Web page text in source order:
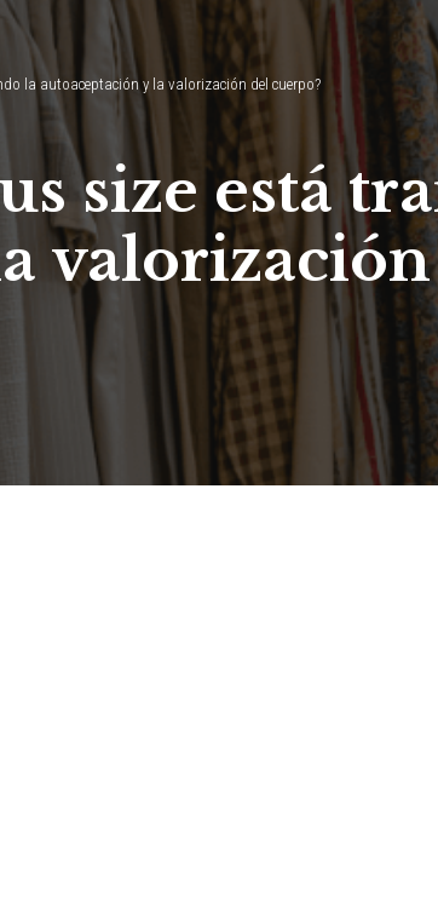
la autoaceptación y la valorización del cuerpo?
size está